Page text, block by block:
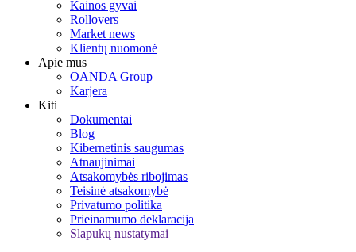
Kainos gyvai
Rollovers
Market news
Klientų nuomonė
Apie mus
OANDA Group
Karjera
Kiti
Dokumentai
Blog
Kibernetinis saugumas
Atnaujinimai
Atsakomybės ribojimas
Teisinė atsakomybė
Privatumo politika
Prieinamumo deklaracija
Slapukų nustatymai